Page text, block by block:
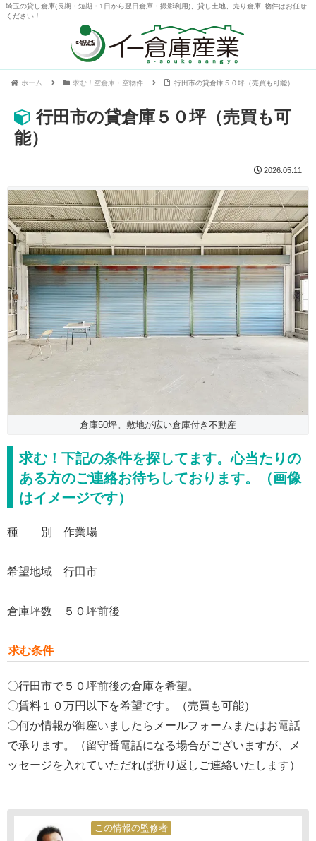
埼玉の貸し倉庫(長期・短期・1日から翌日倉庫・撮影利用)、貸し土地、売り倉庫･物件はお任せ
ください！
ホーム 求む！空倉庫・空物件 行田市の貸倉庫５０坪（売買も可能）
行田市の貸倉庫５０坪（売買も可
能）
2026.05.11
倉庫50坪。敷地が広い倉庫付き不動産
求む！下記の条件を探してます。心当たりの
ある方のご連絡お待ちしております。（画像
はイメージです）
種 別 作業場
希望地域 行田市
倉庫坪数 ５０坪前後
求む条件
〇行田市で５０坪前後の倉庫を希望。
〇賃料１０万円以下を希望です。（売買も可能）
〇何か情報が御座いましたらメールフォームまたはお電話
で承ります。（留守番電話になる場合がございますが、メ
ッセージを入れていただれば折り返しご連絡いたします）
この情報の監修者